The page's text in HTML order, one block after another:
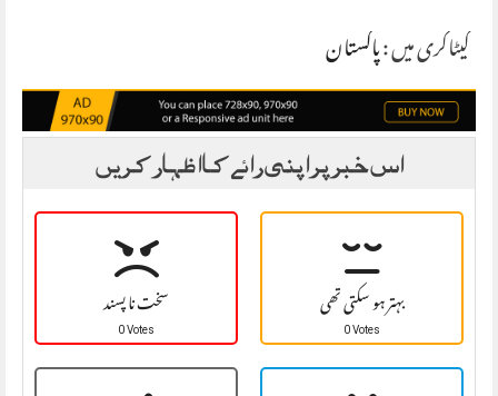
کیٹاگری میں :پاکستان
اس خبر پر اپنی رائے کا اظہار کریں
سخت نا پسند
0 Votes بہتر ہو سکتی تھی
0 Votes